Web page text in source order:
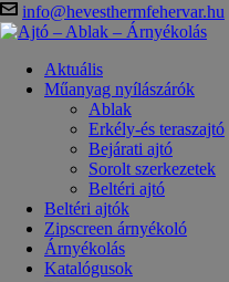
info@hevesthermfehervar.hu
Aktuális
Műanyag nyílászárók
Ablak
Erkély-és teraszajtó
Bejárati ajtó
Sorolt szerkezetek
Beltéri ajtó
Beltéri ajtók
Zipscreen árnyékoló
Árnyékolás
Katalógusok